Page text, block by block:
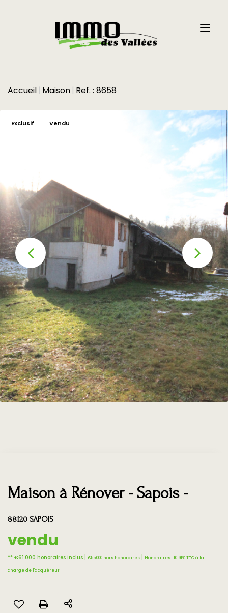
Accueil Maison Ref. : 8658
Exclusif Vendu
Maison à Rénover - Sapois -
88120 SAPOIS
vendu
** €61 000 honoraires inclus | €55 000 hors honoraires | Honoraires : 10.91% TTC à la
charge de l'acquéreur